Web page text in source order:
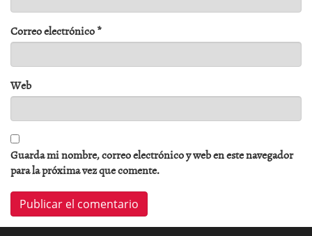
Correo electrónico*
Web
Guarda mi nombre, correo electrónico y web en este navegador
para la próxima vez que comente.